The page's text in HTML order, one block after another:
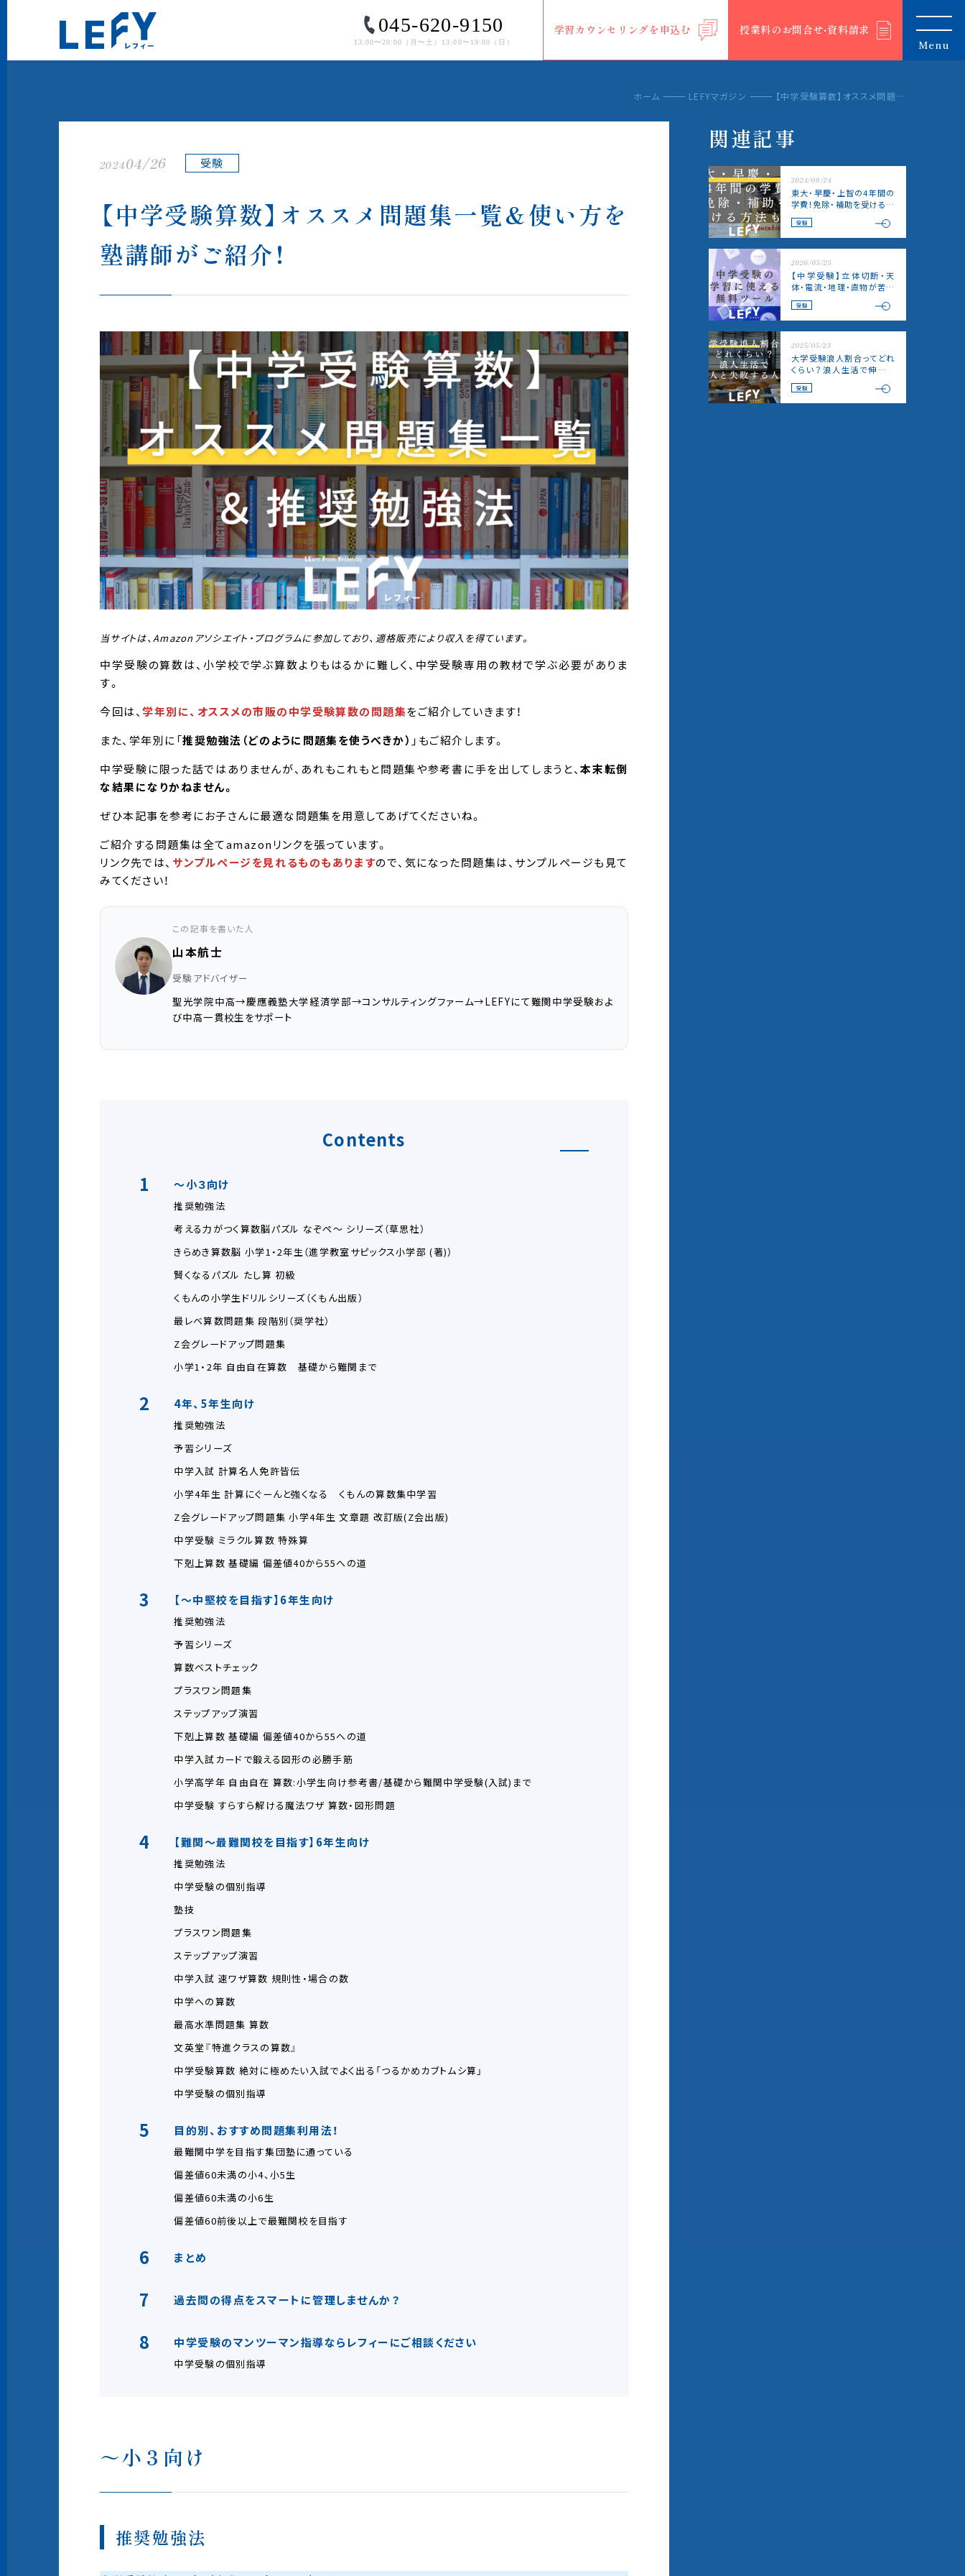
045-620-9150
13:00〜20:00（⽉〜⼟）13:00〜19:00（⽇）
学習カウンセリングを申込む
授業料のお問合せ‧資料請求
Menu
ホーム LEFYマガジン 【中学受験算数】オススメ問題集一覧＆使い方を塾講師がご紹介！
202404/26 受験
【中学受験算数】オススメ問題集一覧＆使い方を
塾講師がご紹介！
当サイトは、Amazonアソシエイト・プログラムに参加しており、適格販売により収入を得ています。
中学受験の算数は、小学校で学ぶ算数よりもはるかに難しく、中学受験専用の教材で学ぶ必要がありま
す。
今回は、 学年別に、オススメの市販の中学受験算数の問題集をご紹介していきます！
また、学年別に「推奨勉強法（どのように問題集を使うべきか） 」もご紹介します。
中学受験に限った話ではありませんが、あれもこれもと問題集や参考書に手を出してしまうと、本末転倒
な結果になりかねません。
ぜひ本記事を参考にお子さんに最適な問題集を用意してあげてくださいね。
ご紹介する問題集は全てamazonリンクを張っています。
リンク先では、 サンプルページを見れるものもありますので、気になった問題集は、サンプルページも見て
みてください！
この記事を書いた人
山本航士
受験アドバイザー
聖光学院中高→慶應義塾大学経済学部→コンサルティングファーム→LEFYにて難関中学受験およ
び中高一貫校生をサポート
Contents
1
～小３向け
推奨勉強法
考える力がつく算数脳パズル なぞぺ～ シリーズ（草思社）
きらめき算数脳 小学1・2年生（進学教室サピックス小学部 (著)）
賢くなるパズル たし算 初級
くもんの小学生ドリルシリーズ（くもん出版）
最レベ算数問題集 段階別（奨学社）
Z会グレードアップ問題集
小学1・2年 自由自在算数 基礎から難関まで
2 4年、5年生向け
推奨勉強法
予習シリーズ
中学入試 計算名人免許皆伝
小学4年生 計算にぐーんと強くなる くもんの算数集中学習
Z会グレードアップ問題集 小学4年生 文章題 改訂版(Z会出版)
中学受験 ミラクル算数 特殊算
下剋上算数 基礎編 偏差値40から55への道
3 【～中堅校を目指す】6年生向け
推奨勉強法
予習シリーズ
算数ベストチェック
プラスワン問題集
ステップアップ演習
下剋上算数 基礎編 偏差値40から55への道
中学入試カードで鍛える図形の必勝手筋
小学高学年 自由自在 算数:小学生向け参考書/基礎から難関中学受験(入試)まで
中学受験 すらすら解ける魔法ワザ 算数・図形問題
4 【難関～最難関校を目指す】6年生向け
推奨勉強法
中学受験の個別指導
塾技
プラスワン問題集
ステップアップ演習
中学入試 速ワザ算数 規則性・場合の数
中学への算数
最高水準問題集 算数
文英堂『特進クラスの算数』
中学受験算数 絶対に極めたい入試でよく出る「つるかめカブトムシ算」
中学受験の個別指導
5 目的別、おすすめ問題集利用法！
最難関中学を目指す集団塾に通っている
偏差値60未満の小4、小5生
偏差値60未満の小6生
偏差値60前後以上で最難関校を目指す
6 まとめ
7 過去問の得点をスマートに管理しませんか？
8 中学受験のマンツーマン指導ならレフィーにご相談ください
中学受験の個別指導
～小３向け
推奨勉強法
関連記事
2024/09/24
東大・早慶・上智の4年間の
学費！免除・補助を受ける方
法も解説！
受験
2026/05/25
【中学受験】立体切断・天
体・電流・地理・直物が苦手
な子へ|3Dで見て理解する
無料ツール
受験
2025/05/23
大学受験浪人割合ってどれ
くらい？浪人生活で伸びる
人と失敗する人の違い！
受験